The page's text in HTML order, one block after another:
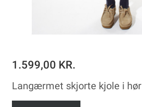
1.599,00 KR.
Langærmet skjorte kjole i hør